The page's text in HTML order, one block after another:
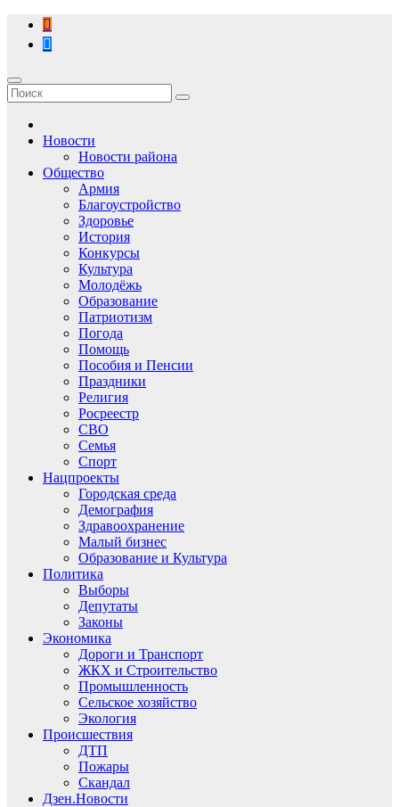
Перейти
содержимому
Новости
Новости района
Общество
Армия
Благоустройство
Здоровье
История
Конкурсы
Культура
Молодёжь
Образование
Патриотизм
Погода
Помощь
Пособия и Пенсии
Праздники
Религия
Росреестр
СВО
Семья
Спорт
Нацпроекты
Городская среда
Демография
Здравоохранение
Малый бизнес
Образование и Культура
Политика
Выборы
Депутаты
Законы
Экономика
Дороги и Транспорт
ЖКХ и Строительство
Промышленность
Сельское хозяйство
Экология
Происшествия
ДТП
Пожары
Скандал
Дзен.Новости